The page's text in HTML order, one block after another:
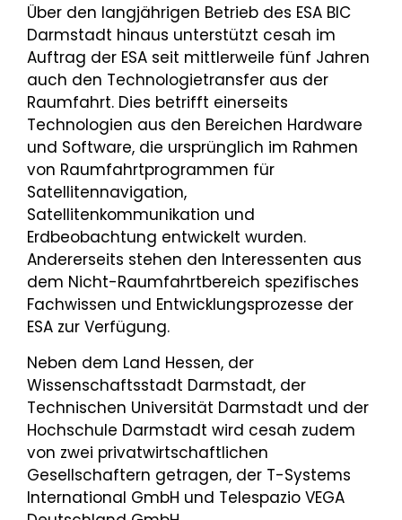
Über den langjährigen Betrieb des ESA BIC
Darmstadt hinaus unterstützt cesah im
Auftrag der ESA seit mittlerweile fünf Jahren
auch den Technologietransfer aus der
Raumfahrt. Dies betrifft einerseits
Technologien aus den Bereichen Hardware
und Software, die ursprünglich im Rahmen
von Raumfahrtprogrammen für
Satellitennavigation,
Satellitenkommunikation und
Erdbeobachtung entwickelt wurden.
Andererseits stehen den Interessenten aus
dem Nicht-Raumfahrtbereich spezifisches
Fachwissen und Entwicklungsprozesse der
ESA zur Verfügung.
Neben dem Land Hessen, der
Wissenschaftsstadt Darmstadt, der
Technischen Universität Darmstadt und der
Hochschule Darmstadt wird cesah zudem
von zwei privatwirtschaftlichen
Gesellschaftern getragen, der T-Systems
International GmbH und Telespazio VEGA